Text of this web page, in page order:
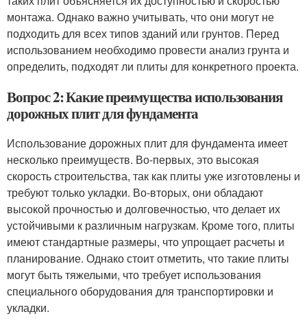
монтажа. Однако важно учитывать, что они могут не
подходить для всех типов зданий или грунтов. Перед
использованием необходимо провести анализ грунта и
определить, подходят ли плиты для конкретного проекта.
Вопрос 2: Какие преимущества использования
дорожных плит для фундамента
Использование дорожных плит для фундамента имеет
несколько преимуществ. Во-первых, это высокая
скорость строительства, так как плиты уже изготовлены и
требуют только укладки. Во-вторых, они обладают
высокой прочностью и долговечностью, что делает их
устойчивыми к различным нагрузкам. Кроме того, плиты
имеют стандартные размеры, что упрощает расчеты и
планирование. Однако стоит отметить, что такие плиты
могут быть тяжелыми, что требует использования
специального оборудования для транспортировки и
укладки.